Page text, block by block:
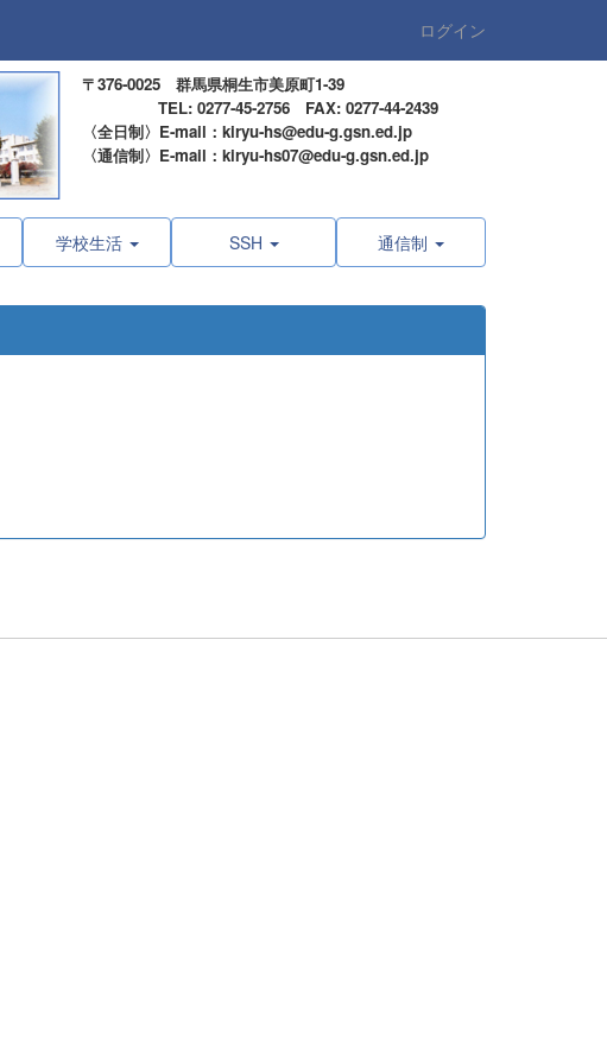
ログイン
〒376-0025 群馬県桐生市美原町1-39
TEL: 0277-45-2756 FAX: 0277-44-2439
〈全日制〉E-mail：kiryu-hs@edu-g.gsn.ed.jp
〈通信制〉E-mail：kiryu-hs07@edu-g.gsn.ed.jp
学校生活 SSH 通信制